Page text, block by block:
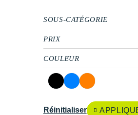
SOUS-CATÉGORIE
PRIX
COULEUR
Réinitialiser